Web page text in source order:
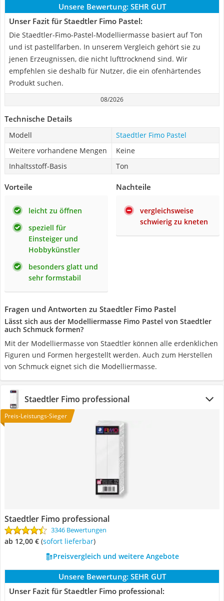
Unsere Bewertung: SEHR GUT
Unser Fazit für Staedtler Fimo Pastel:
Die Staedtler-Fimo-Pastel-Modelliermasse basiert auf Ton
und ist pastellfarben. In unserem Vergleich gehört sie zu
jenen Erzeugnissen, die nicht lufttrocknend sind. Wir
empfehlen sie deshalb für Nutzer, die ein ofenhärtendes
Produkt suchen.
08/2026
Technische Details
Modell
Staedtler Fimo Pastel
Weitere vorhandene Mengen
Keine
Inhaltsstoff-Basis
Ton
Vorteile
leicht zu öffnen
speziell für
Einsteiger und
Hobbykünstler
besonders glatt und
sehr formstabil
Nachteile
vergleichsweise
schwierig zu kneten
Fragen und Antworten zu Staedtler Fimo Pastel
Lässt sich aus der Modelliermasse Fimo Pastel von Staedtler
auch Schmuck formen?
Mit der Modelliermasse von Staedtler können alle erdenklichen
Figuren und Formen hergestellt werden. Auch zum Herstellen
von Schmuck eignet sich die Modelliermasse.
Staedtler Fimo professional
Preis-Leistungs-Sieger
Staedtler Fimo professional
3346 Bewertungen
ab 12,00 € ( Sofort lieferbar)
Preisvergleich und weitere Angebote
Unsere Bewertung: SEHR GUT
Unser Fazit für Staedtler Fimo professional: